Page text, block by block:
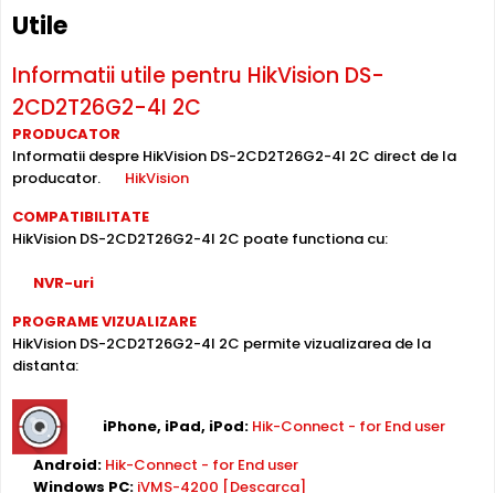
HikVision DS-2CD2T26G2-4I 2C suporta alimentare
over Ethernet (PoE)
prin acelasi cablu de retea. Simplifica instalarea
semnificativ, eliminand necesitatea unui cablu de
alimentare separat.
Inregistrare pe Card
microSDincorporat, permitand inregistrarea locala
direct pe camera. Utila ca backup sau pentru instalari
Lentila Fixa
Camera HikVision DS-2CD2T26G2-4I 2C are olentila fixa
ce ofera un unghi fix de vizualizare, ce nu poate fi reglat in
momentul instalarii, fiind pretabila in supravegherea
generala a zonelor. Distanta focala este de 2.8 mm.
Compresie H.265+
Utile
Informatii utile pentru HikVision DS-
2CD2T26G2-4I 2C
PRODUCATOR
Informatii despre HikVision DS-2CD2T26G2-4I 2C direct de la
producator.
HikVision
COMPATIBILITATE
HikVision DS-2CD2T26G2-4I 2C poate functiona cu:
NVR-uri
PROGRAME VIZUALIZARE
HikVision DS-2CD2T26G2-4I 2C permite vizualizarea de la
distanta:
iPhone, iPad, iPod: Hik-Connect - for End user
Android: Hik-Connect - for End user
Windows PC: iVMS-4200 [Descarca]